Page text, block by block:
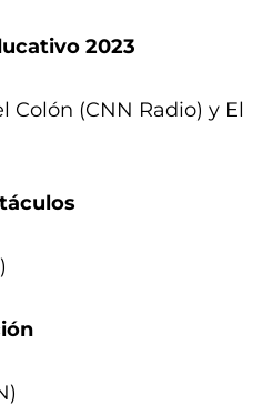
2023
Colón (CNN Radio) y El